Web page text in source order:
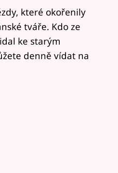
které okořenily
tváře. Kdo ze
ke starým
denně vídat na